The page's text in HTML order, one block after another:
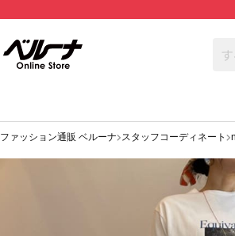
ファッション通販 ベルーナ スタッフコーディネート